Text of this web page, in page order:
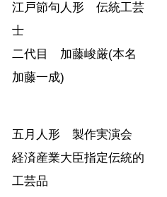
江戸節句人形 伝統工芸
士
二代目 加藤峻厳(本名
加藤一成)
五月人形 製作実演会
経済産業大臣指定伝統的
工芸品